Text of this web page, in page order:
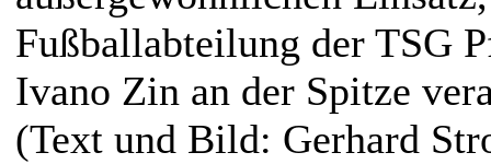
Fußballabteilung der TSG
Ivano Zin an der Spitze
(Text und Bild: Gerhard